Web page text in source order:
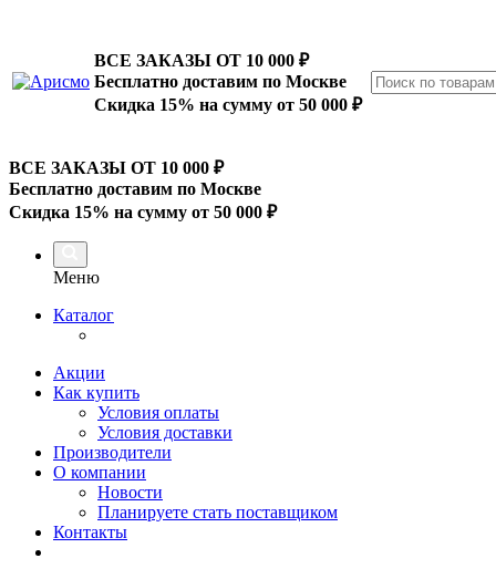
ВСЕ ЗАКАЗЫ ОТ 10 000 ₽
Бесплатно доставим по Москве
Скидка 15% на сумму от 50 000 ₽
ВСЕ ЗАКАЗЫ ОТ 10 000 ₽
Бесплатно доставим по Москве
Скидка 15% на сумму от 50 000 ₽
Меню
Каталог
Акции
Как купить
Условия оплаты
Условия доставки
Производители
О компании
Новости
Планируете стать поставщиком
Контакты